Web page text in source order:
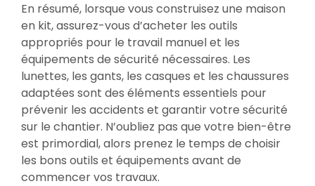
En résumé, lorsque vous construisez une maison
en kit, assurez-vous d’acheter les outils
appropriés pour le travail manuel et les
équipements de sécurité nécessaires. Les
lunettes, les gants, les casques et les chaussures
adaptées sont des éléments essentiels pour
prévenir les accidents et garantir votre sécurité
sur le chantier. N’oubliez pas que votre bien-être
est primordial, alors prenez le temps de choisir
les bons outils et équipements avant de
commencer vos travaux.